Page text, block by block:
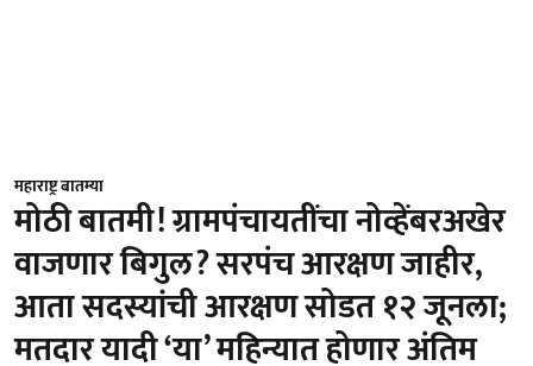
महाराष्ट्र बातम्या
मोठी बातमी! ग्रामपंचायतींचा नोव्हेंबरअखेर
वाजणार बिगुल? सरपंच आरक्षण जाहीर,
आता सदस्यांची आरक्षण सोडत १२ जूनला;
मतदार यादी ‘या’ महिन्यात होणार अंतिम